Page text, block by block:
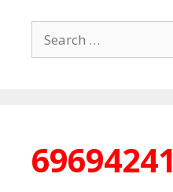
for:
69694241